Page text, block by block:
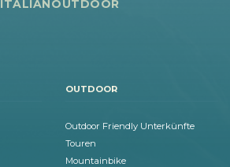
ITALIANOUTDOOR
OUTDOOR
Outdoor Friendly Unterkünfte
Touren
Mountainbike